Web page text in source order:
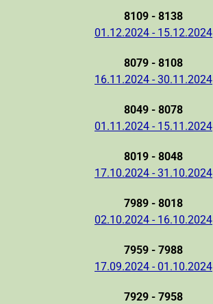
8109 - 8138
01.12.2024 - 15.12.2024
8079 - 8108
16.11.2024 - 30.11.2024
8049 - 8078
01.11.2024 - 15.11.2024
8019 - 8048
17.10.2024 - 31.10.2024
7989 - 8018
02.10.2024 - 16.10.2024
7959 - 7988
17.09.2024 - 01.10.2024
7929 - 7958